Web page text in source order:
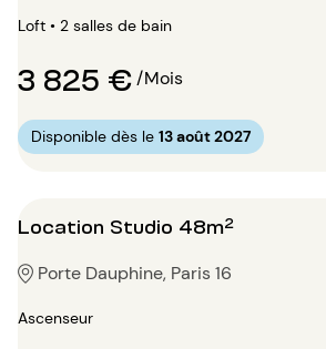
Loft • 2 salles de bain
3 825 €/Mois
Disponible dès le 13 août 2027
Location Studio 48m²
Porte Dauphine, Paris 16
Ascenseur